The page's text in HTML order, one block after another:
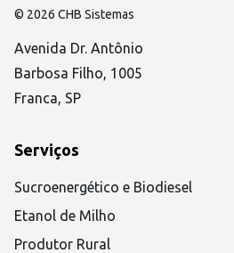
© 2026 CHB Sistemas
Avenida Dr. Antônio
Barbosa Filho, 1005
Franca, SP
Serviços
Sucroenergético e Biodiesel
Etanol de Milho
Produtor Rural